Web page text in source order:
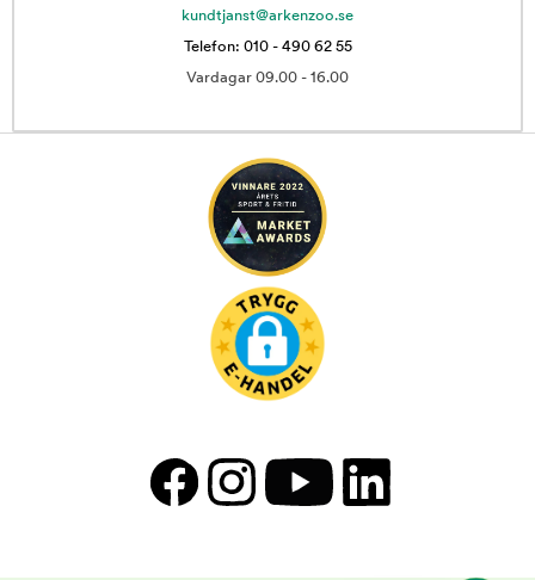
kundtjanst@arkenzoo.se
Telefon: 010 - 490 62 55
Vardagar 09.00 - 16.00